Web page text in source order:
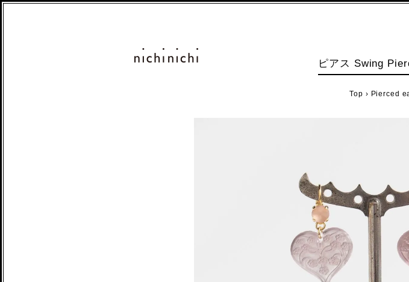
ピアス Swing
Top › Pierced